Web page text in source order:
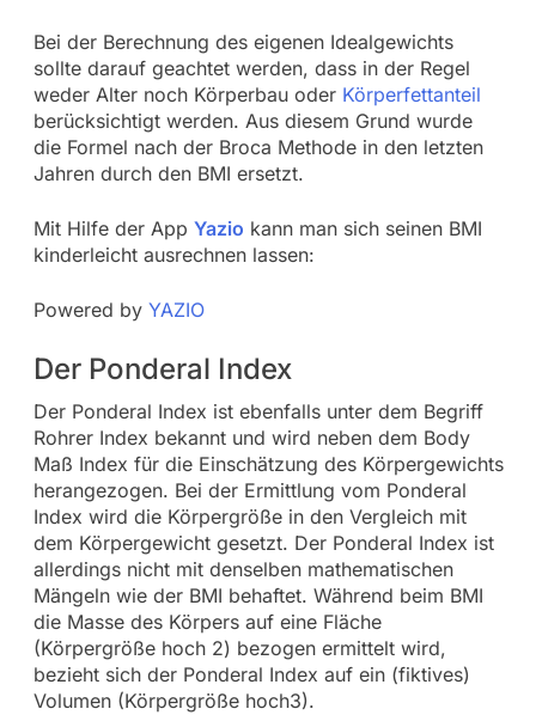
Bei der Berechnung des eigenen Idealgewichts
sollte darauf geachtet werden, dass in der Regel
weder Alter noch Körperbau oder Körperfettanteil
berücksichtigt werden. Aus diesem Grund wurde
die Formel nach der Broca Methode in den letzten
Jahren durch den BMI ersetzt.
Mit Hilfe der App Yazio kann man sich seinen BMI
kinderleicht ausrechnen lassen:
Powered by YAZIO
Der Ponderal Index
Der Ponderal Index ist ebenfalls unter dem Begriff
Rohrer Index bekannt und wird neben dem Body
Maß Index für die Einschätzung des Körpergewichts
herangezogen. Bei der Ermittlung vom Ponderal
Index wird die Körpergröße in den Vergleich mit
dem Körpergewicht gesetzt. Der Ponderal Index ist
allerdings nicht mit denselben mathematischen
Mängeln wie der BMI behaftet. Während beim BMI
die Masse des Körpers auf eine Fläche
(Körpergröße hoch 2) bezogen ermittelt wird,
bezieht sich der Ponderal Index auf ein (fiktives)
Volumen (Körpergröße hoch3).